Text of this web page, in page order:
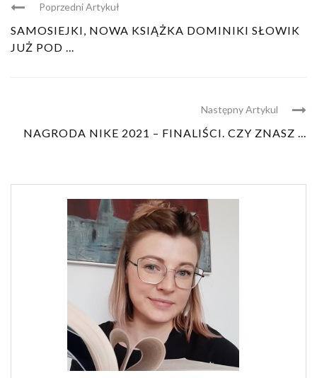
Poprzedni Artykuł
SAMOSIEJKI, NOWA KSIĄŻKA DOMINIKI SŁOWIK
JUŻ POD ...
Następny Artykul
NAGRODA NIKE 2021 – FINALIŚCI. CZY ZNASZ ...